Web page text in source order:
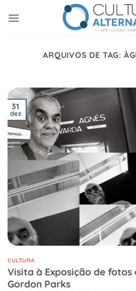
ARQUIVOS DE TAG:
31
dez
CULTURA
Visita à Exposição de fotos
Gordon Parks